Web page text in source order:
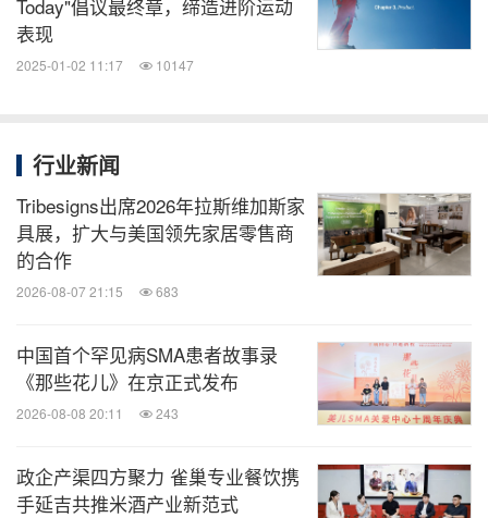
扫描二维码，立即订阅！
分享到：
Today"倡议最终章，缔造进阶运动
表现
2025-01-02 11:17 10147
行业新闻
Tribesigns出席2026年拉斯维加斯家
具展，扩大与美国领先家居零售商
的合作
2026-08-07 21:15 683
中国首个罕见病SMA患者故事录
《那些花儿》在京正式发布
2026-08-08 20:11 243
政企产渠四方聚力 雀巢专业餐饮携
手延吉共推米酒产业新范式